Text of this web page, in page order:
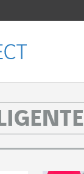
inicial